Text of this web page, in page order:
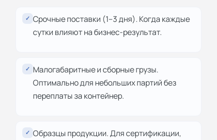
✓ Срочные поставки (1–3 дня). Когда каждые
сутки влияют на бизнес-результат.
✓ Малогабаритные и сборные грузы.
Оптимально для небольших партий без
переплаты за контейнер.
✓ Образцы продукции. Для сертификации,